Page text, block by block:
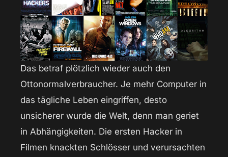
Das betraf plötzlich wieder auch den
Ottonormalverbraucher. Je mehr Computer in
das tägliche Leben eingriffen, desto
unsicherer wurde die Welt, denn man geriet
in Abhängigkeiten. Die ersten Hacker in
Filmen knackten Schlösser und verursachten